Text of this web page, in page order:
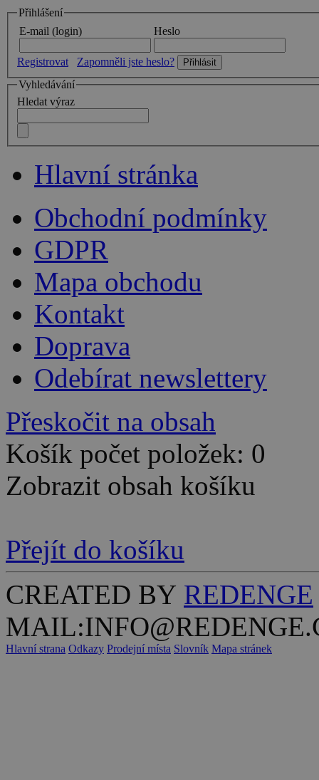
Přihlášení
E-mail (login)
Heslo
Registrovat
Zapomněli jste heslo?
Vyhledávání
Hledat výraz
Hlavní stránka
Obchodní podmínky
GDPR
Mapa obchodu
Kontakt
Doprava
Odebírat newslettery
Přeskočit na obsah
Košík počet položek: 0
Zobrazit obsah košíku
Přejít do košíku
CREATED BY REDENGE
Hlavní strana Odkazy Prodejní místa Slovník Mapa stránek